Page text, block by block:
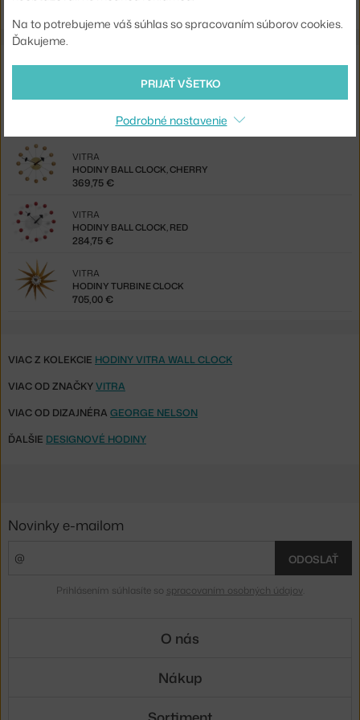
Z rovnakej kolekcie
VITRA
HODINY BALL CLOCK, CHERRY
VITRA
369,75 €
HODINY BALL CLOCK, RED
VITRA
284,75 €
HODINY TURBINE CLOCK
VITRA
705,00 €
VIAC Z KOLEKCIE HODINY VITRA WALL CLOCK
VIAC OD ZNAČKYVITRA
VIAC OD DIZAJNÉRA GEORGE NELSON
ĎALŠIE DESIGNOVÉ HODINY
Na to potrebujeme váš súhlas so spracovaním súborov cookies.
Ďakujeme.
PRIJAŤ VŠETKO
Podrobné nastavenie
Novinky e-mailom
ODOSLAŤ
Prihlásením súhlasíte so spracovaním osobných údajov.
O nás
Nákup